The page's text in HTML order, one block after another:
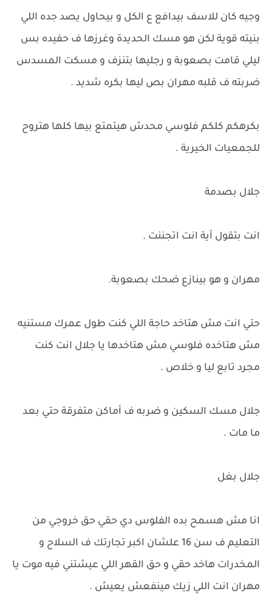
وجيه كان للاسف بيدافع ع الكل و بيحاول يصد جده اللي
بنيته قوية لكن هو مسك الحديدة وغرزها ف حفيده بس
ليلي قامت بصعوبة و رجليها بتنزف و مسكت المسدس
ضربته ف قلبه مهران بص ليها بكره شديد .
بكرهكم كلكم فلوسي محدش هيتمتع بيها كلها هتروح
للجمعيات الخيرية .
جلال بصدمة
انت بتقول أية انت اتجننت .
مهران و هو بينازع ضحك بصعوبة.
حتي انت مش هتاخد حاجة اللي كنت طول عمرك مستنيه
مش هتاخده فلوسي مش هتاخدها يا جلال انت كنت
مجرد تابع ليا و خلاص .
جلال مسك السكين و ضربه ف أماكن متفرقة حتي بعد
ما مات .
جلال بغل
انا مش هسمح بده الفلوس دي حقي حق خروجي من
التعليم ف سن 16 علشان اكبر تجارتك ف السلاح و
المخدرات هاخد حقي و حق القهر اللي عيشتني فيه موت يا
مهران انت اللي زيك مينفعش يعيش .